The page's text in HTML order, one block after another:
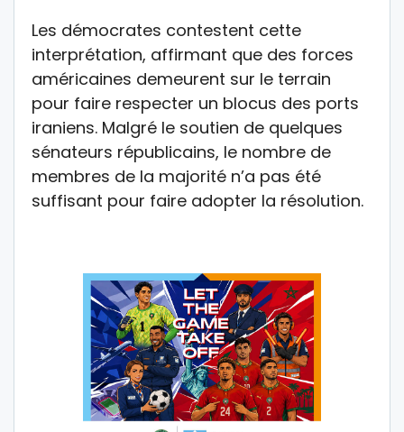
Les démocrates contestent cette
interprétation, affirmant que des forces
américaines demeurent sur le terrain
pour faire respecter un blocus des ports
iraniens. Malgré le soutien de quelques
sénateurs républicains, le nombre de
membres de la majorité n’a pas été
suffisant pour faire adopter la résolution.